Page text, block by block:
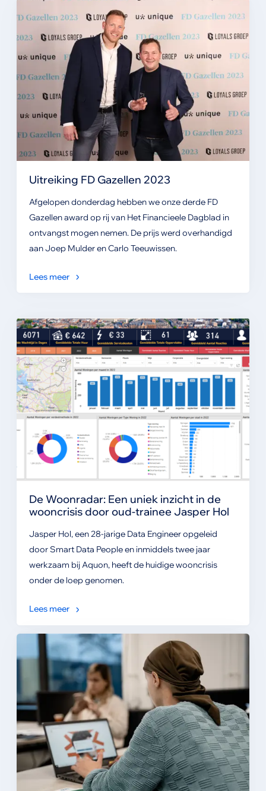
Uitreiking FD Gazellen 2023
Afgelopen donderdag hebben we onze derde FD
Gazellen award op rij van Het Financieele Dagblad in
ontvangst mogen nemen. De prijs werd overhandigd
aan Joep Mulderen Carlo Teeuwissen.
Lees meer
De Woonradar: Een uniek inzicht in de
wooncrisis door oud-trainee Jasper Hol
Jasper Hol, een 28-jarige Data Engineer opgeleid
door Smart Data People en inmiddels twee jaar
werkzaam bij Aquon, heeft de huidige wooncrisis
onder de loep genomen.
Lees meer